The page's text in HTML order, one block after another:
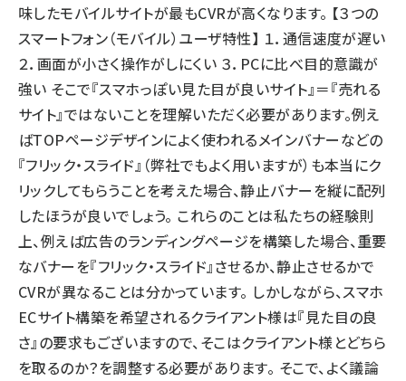
味したモバイルサイトが最もCVRが高くなります。 【３つの
スマートフォン（モバイル）ユーザ特性】 １．通信速度が遅い
２．画面が小さく操作がしにくい ３．PCに比べ目的意識が
強い そこで『スマホっぽい見た目が良いサイト』＝『売れる
サイト』ではないことを理解いただく必要があります。例え
ばTOPページデザインによく使われるメインバナーなどの
『フリック・スライド』（弊社でもよく用いますが）も本当にク
リックしてもらうことを考えた場合、静止バナーを縦に配列
したほうが良いでしょう。 これらのことは私たちの経験則
上、例えば広告のランディングページを構築した場合、重要
なバナーを『フリック・スライド』させるか、静止させるかで
CVRが異なることは分かっています。 しかしながら、スマホ
ECサイト構築を希望されるクライアント様は『見た目の良
さ』の要求もございますので、そこはクライアント様とどちら
を取るのか？を調整する必要があります。 そこで、よく議論